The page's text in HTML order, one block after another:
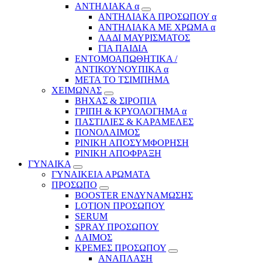
ΑΝΤΗΛΙΑΚΑ α
ΑΝΤΗΛΙΑΚΑ ΠΡΟΣΩΠΟΥ α
ΑΝΤΗΛΙΑΚΑ ΜΕ ΧΡΩΜΑ α
ΛΑΔΙ ΜΑΥΡΙΣΜΑΤΟΣ
ΓΙΑ ΠΑΙΔΙΑ
ΕΝΤΟΜΟΑΠΩΘΗΤΙΚΑ /
ΑΝΤΙΚΟΥΝΟΥΠΙΚΑ α
ΜΕΤΑ ΤΟ ΤΣΙΜΠΗΜΑ
ΧΕΙΜΩΝΑΣ
ΒΗΧΑΣ & ΣΙΡΟΠΙΑ
ΓΡΙΠΗ & ΚΡΥΟΛΟΓΗΜΑ α
ΠΑΣΤΙΛΙΕΣ & ΚΑΡΑΜΕΛΕΣ
ΠΟΝΟΛΑΙΜΟΣ
ΡΙΝΙΚΗ ΑΠΟΣΥΜΦΟΡΗΣΗ
ΡΙΝΙΚΗ ΑΠΟΦΡΑΞΗ
ΓΥΝΑΙΚΑ
ΓΥΝΑΙΚΕΙΑ ΑΡΩΜΑΤΑ
ΠΡΟΣΩΠΟ
BOOSTER ΕΝΔΥΝΑΜΩΣΗΣ
LOTION ΠΡΟΣΩΠΟΥ
SERUM
SPRAY ΠΡΟΣΩΠΟΥ
ΛΑΙΜΟΣ
ΚΡΕΜΕΣ ΠΡΟΣΩΠΟΥ
ΑΝΑΠΛΑΣΗ